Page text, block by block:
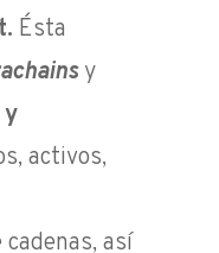
Ésta
y
activos,
así